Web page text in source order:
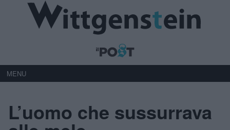
MENU
L’uomo che sussurrava